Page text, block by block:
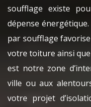
soufflage existe
dépense
par soufflage
votre toiture ainsi
est notre zone
ville ou aux
votre projet